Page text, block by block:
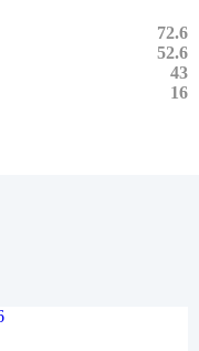
72.6
52.6
43
16
и подтверждаете